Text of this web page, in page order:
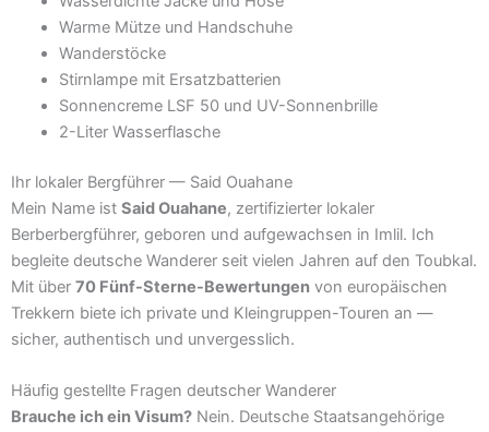
Warme Mütze und Handschuhe
Wanderstöcke
Stirnlampe mit Ersatzbatterien
Sonnencreme LSF 50 und UV-Sonnenbrille
2-Liter Wasserflasche
Ihr lokaler Bergführer — Said Ouahane
Mein Name ist Said Ouahane, zertifizierter lokaler
Berberbergführer, geboren und aufgewachsen in Imlil. Ich
begleite deutsche Wanderer seit vielen Jahren auf den Toubkal.
Mit über 70 Fünf-Sterne-Bewertungen von europäischen
Trekkern biete ich private und Kleingruppen-Touren an —
sicher, authentisch und unvergesslich.
Häufig gestellte Fragen deutscher Wanderer
Brauche ich ein Visum? Nein. Deutsche Staatsangehörige